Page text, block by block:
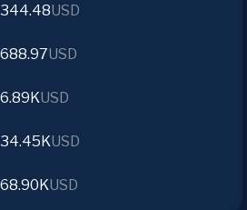
344.48USD
688.97USD
6.89KUSD
34.45KUSD
68.90KUSD